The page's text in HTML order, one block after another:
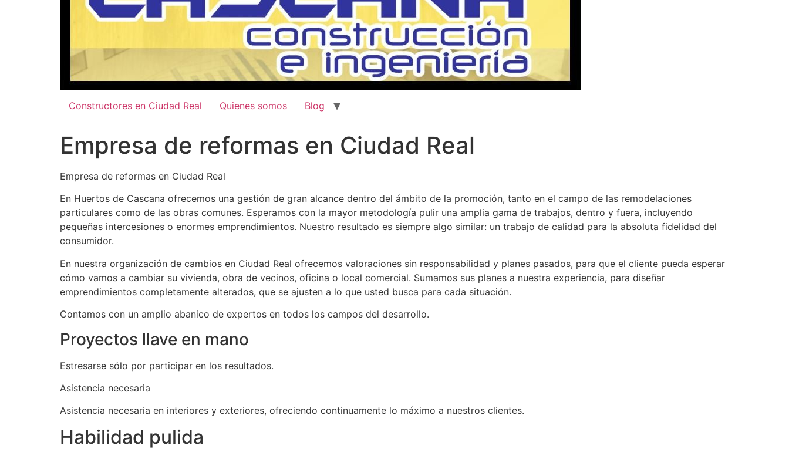
Constructores en Ciudad Real Quienes somos Blog
Empresa de reformas en Ciudad Real
Empresa de reformas en Ciudad Real
En Huertos de Cascana ofrecemos una gestión de gran alcance dentro del ámbito de la promoción, tanto en el campo de las remodelaciones
particulares como de las obras comunes. Esperamos con la mayor metodología pulir una amplia gama de trabajos, dentro y fuera, incluyendo
pequeñas intercesiones o enormes emprendimientos. Nuestro resultado es siempre algo similar: un trabajo de calidad para la absoluta fidelidad del
consumidor.
En nuestra organización de cambios en Ciudad Real ofrecemos valoraciones sin responsabilidad y planes pasados, para que el cliente pueda esperar
cómo vamos a cambiar su vivienda, obra de vecinos, oficina o local comercial. Sumamos sus planes a nuestra experiencia, para diseñar
emprendimientos completamente alterados, que se ajusten a lo que usted busca para cada situación.
Contamos con un amplio abanico de expertos en todos los campos del desarrollo.
Proyectos llave en mano
Estresarse sólo por participar en los resultados.
Asistencia necesaria
Asistencia necesaria en interiores y exteriores, ofreciendo continuamente lo máximo a nuestros clientes.
Habilidad pulida